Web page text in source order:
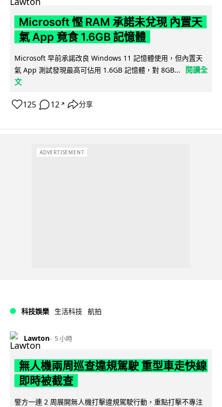
Microsoft 慳 RAM 承諾未兌現 內置天
氣 App 竟食 1.6GB 記憶體
Microsoft 早前承諾改良 Windows 11 記憶體使用，但內置天
氣 App 測試發現最高可佔用 1.6GB 記憶體，對 8GB...
閱讀全
文
125 12 ↗ 分享
ADVERTISEMENT
科技娛樂 生活科技 航拍
Lawton 5 小時
無人機兩周巡查違規駕駛 重型車走快線
即時被截查
警方一連 2 周展開無人機打擊違規駕駛行動，重點打擊不專注